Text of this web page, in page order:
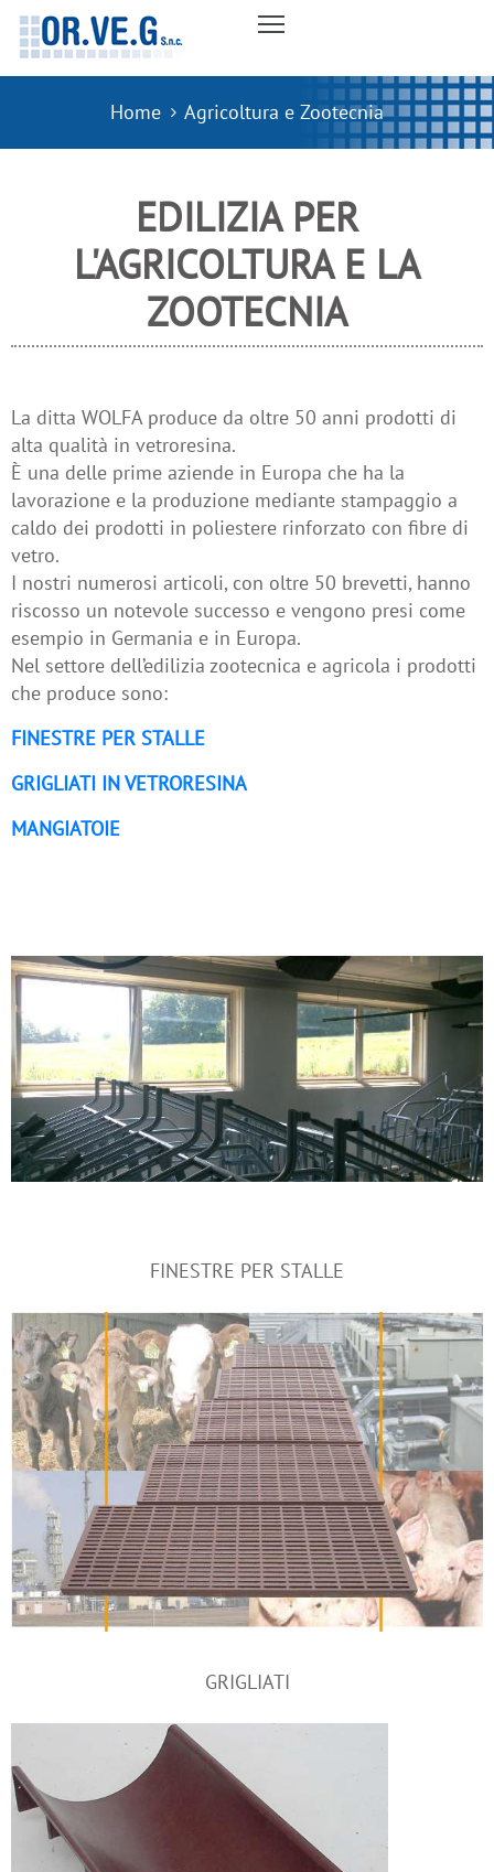
Home Agricoltura e Zootecnia
EDILIZIA PER
L'AGRICOLTURA E LA
ZOOTECNIA
La ditta WOLFA produce da oltre 50 anni prodotti di
alta qualità in vetroresina.
È una delle prime aziende in Europa che ha la
lavorazione e la produzione mediante stampaggio a
caldo dei prodotti in poliestere rinforzato con fibre di
vetro.
I nostri numerosi articoli, con oltre 50 brevetti, hanno
riscosso un notevole successo e vengono presi come
esempio in Germania e in Europa.
Nel settore dell’edilizia zootecnica e agricola i prodotti
che produce sono:
FINESTRE PER STALLE
GRIGLIATI IN VETRORESINA
MANGIATOIE
FINESTRE PER STALLE
GRIGLIATI